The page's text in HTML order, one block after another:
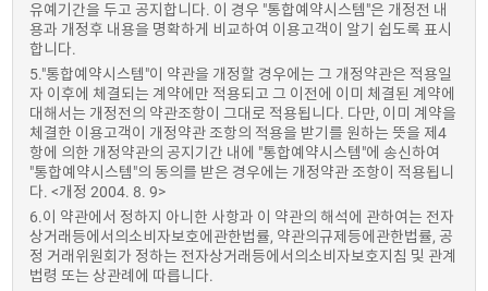
유예기간을 두고 공지합니다. 이 경우 "통합예약시스템"은 개정전 내
용과 개정후 내용을 명확하게 비교하여 이용고객이 알기 쉽도록 표시
합니다.
5."통합예약시스템"이 약관을 개정할 경우에는 그 개정약관은 적용일
자 이후에 체결되는 계약에만 적용되고 그 이전에 이미 체결된 계약에
대해서는 개정전의 약관조항이 그대로 적용됩니다. 다만, 이미 계약을
체결한 이용고객이 개정약관 조항의 적용을 받기를 원하는 뜻을 제4
항에 의한 개정약관의 공지기간 내에 "통합예약시스템"에 송신하여
"통합예약시스템"의 동의를 받은 경우에는 개정약관 조항이 적용됩니
다. <개정 2004. 8. 9>
6.이 약관에서 정하지 아니한 사항과 이 약관의 해석에 관하여는 전자
상거래등에서의소비자보호에관한법률, 약관의규제등에관한법률, 공
정 거래위원회가 정하는 전자상거래등에서의소비자보호지침 및 관계
법령 또는 상관례에 따릅니다.